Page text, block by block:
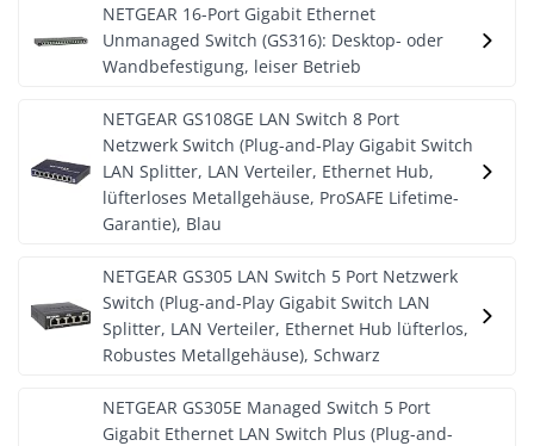
NETGEAR 16-Port Gigabit Ethernet
Unmanaged Switch (GS316): Desktop- oder
Wandbefestigung, leiser Betrieb
NETGEAR GS108GE LAN Switch 8 Port
Netzwerk Switch (Plug-and-Play Gigabit Switch
LAN Splitter, LAN Verteiler, Ethernet Hub,
lüfterloses Metallgehäuse, ProSAFE Lifetime-
Garantie), Blau
NETGEAR GS305 LAN Switch 5 Port Netzwerk
Switch (Plug-and-Play Gigabit Switch LAN
Splitter, LAN Verteiler, Ethernet Hub lüfterlos,
Robustes Metallgehäuse), Schwarz
NETGEAR GS305E Managed Switch 5 Port
Gigabit Ethernet LAN Switch Plus (Plug-and-